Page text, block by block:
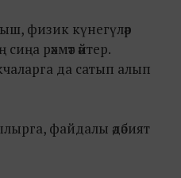
физик күнегүләр
рәхмәт әйтер.
да сатып алып
файдалы әдәбият